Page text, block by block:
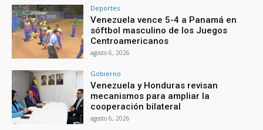
Deportes
Venezuela vence 5-4 a Panamá en
sóftbol masculino de los Juegos
Centroamericanos
agosto 6, 2026
Gobierno
Venezuela y Honduras revisan
mecanismos para ampliar la
cooperación bilateral
agosto 6, 2026